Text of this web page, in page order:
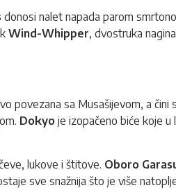
donosi nalet napada parom
Wind-Whipper, dvostruka
povezana sa Musašijevom, a čini
Dokyo je izopačeno biće koje u
lukove i štitove. Oboro
sve snažnija što je više